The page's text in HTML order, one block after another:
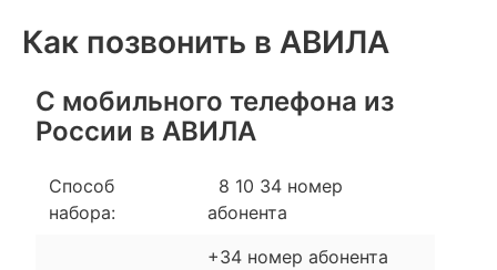
Как позвонить в АВИЛА
С мобильного телефона из
России в АВИЛА
Способ
набора:
8 10 34 номер
абонента
+34 номер абонента